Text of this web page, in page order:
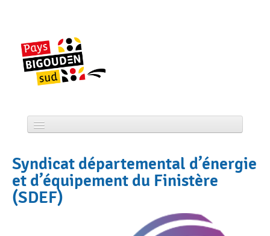
CCPBS
Projets
Syndicat départemental d’énergie
et d’équipement du Finistère
(SDEF)